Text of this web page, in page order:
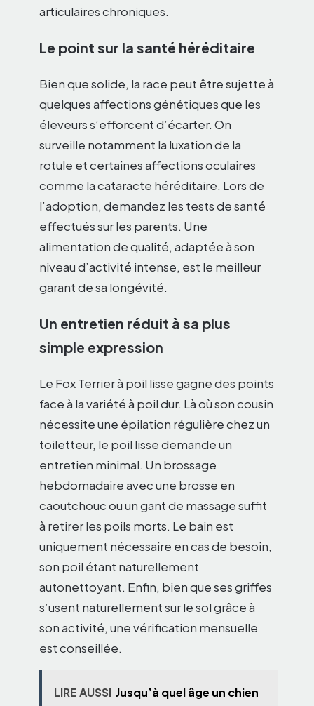
articulaires chroniques.
Le point sur la santé héréditaire
Bien que solide, la race peut être sujette à
quelques affections génétiques que les
éleveurs s’efforcent d’écarter. On
surveille notamment la luxation de la
rotule et certaines affections oculaires
comme la cataracte héréditaire. Lors de
l’adoption, demandez les tests de santé
effectués sur les parents. Une
alimentation de qualité, adaptée à son
niveau d’activité intense, est le meilleur
garant de sa longévité.
Un entretien réduit à sa plus
simple expression
Le Fox Terrier à poil lisse gagne des points
face à la variété à poil dur. Là où son cousin
nécessite une épilation régulière chez un
toiletteur, le poil lisse demande un
entretien minimal. Un brossage
hebdomadaire avec une brosse en
caoutchouc ou un gant de massage suffit
à retirer les poils morts. Le bain est
uniquement nécessaire en cas de besoin,
son poil étant naturellement
autonettoyant. Enfin, bien que ses griffes
s’usent naturellement sur le sol grâce à
son activité, une vérification mensuelle
est conseillée.
LIRE AUSSI Jusqu’à quel âge un chien